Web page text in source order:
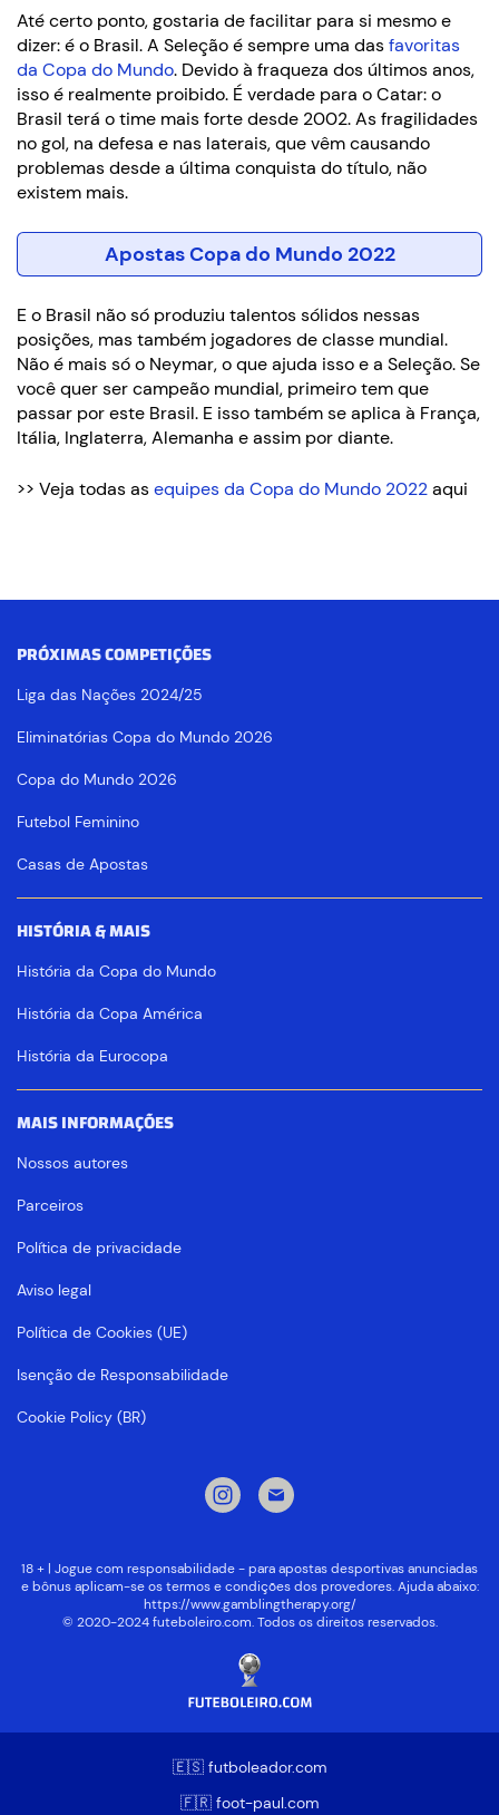
Até certo ponto, gostaria de facilitar para si mesmo e
dizer: é o Brasil. A Seleção é sempre uma dasfavoritas
da Copa do Mundo. Devido à fraqueza dos últimos anos,
isso é realmente proibido. É verdade para o Catar: o
Brasil terá o time mais forte desde 2002. As fragilidades
no gol, na defesa e nas laterais, que vêm causando
problemas desde a última conquista do título, não
existem mais.
Apostas Copa do Mundo 2022
E o Brasil não só produziu talentos sólidos nessas
posições, mas também jogadores de classe mundial.
Não é mais só o Neymar, o que ajuda isso e a Seleção. Se
você quer ser campeão mundial, primeiro tem que
passar por este Brasil. E isso também se aplica à França,
Itália, Inglaterra, Alemanha e assim por diante.
>> Veja todas asequipes da Copa do Mundo 2022aqui
PRÓXIMAS COMPETIÇÕES
Liga das Nações 2024/25
Eliminatórias Copa do Mundo 2026
Copa do Mundo 2026
Futebol Feminino
Casas de Apostas
HISTÓRIA & MAIS
História da Copa do Mundo
História da Copa América
História da Eurocopa
MAIS INFORMAÇÕES
Nossos autores
Parceiros
Política de privacidade
Aviso legal
Política de Cookies (UE)
Isenção de Responsabilidade
Cookie Policy (BR)
18 + | Jogue com responsabilidade - para apostas desportivas anunciadas
e bônus aplicam-se os termos e condições dos provedores. Ajuda abaixo:
https://www.gamblingtherapy.org/
© 2020-2024 futeboleiro.com. Todos os direitos reservados.
🇪🇸 futboleador.com
🇫🇷 foot-paul.com